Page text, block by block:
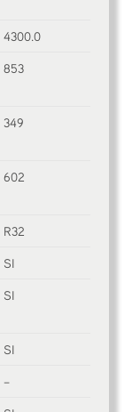
4300.0
853
349
602
R32
SI
SI
SI
–